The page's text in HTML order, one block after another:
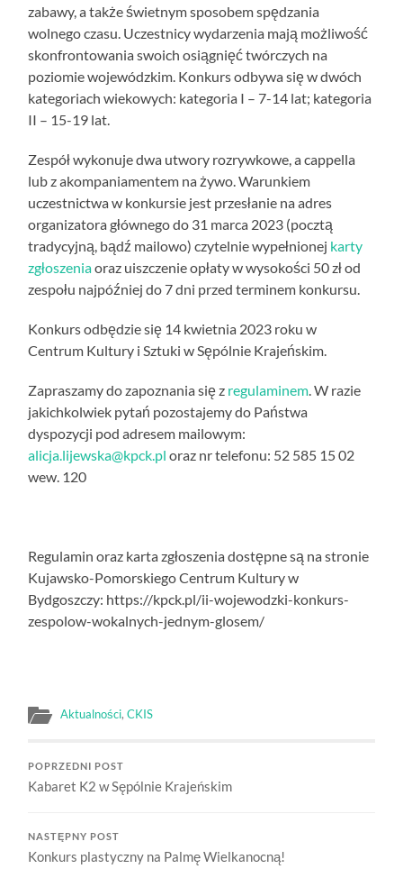
zabawy, a także świetnym sposobem spędzania
wolnego czasu. Uczestnicy wydarzenia mają możliwość
skonfrontowania swoich osiągnięć twórczych na
poziomie wojewódzkim. Konkurs odbywa się w dwóch
kategoriach wiekowych: kategoria I – 7-14 lat; kategoria
II – 15-19 lat.
Zespół wykonuje dwa utwory rozrywkowe, a cappella
lub z akompaniamentem na żywo. Warunkiem
uczestnictwa w konkursie jest przesłanie na adres
organizatora głównego do 31 marca 2023 (pocztą
tradycyjną, bądź mailowo) czytelnie wypełnionej karty
zgłoszeniaoraz uiszczenie opłaty w wysokości 50 zł od
zespołu najpóźniej do 7 dni przed terminem konkursu.
Konkurs odbędzie się 14 kwietnia 2023 roku w
Centrum Kultury i Sztuki w Sępólnie Krajeńskim.
Zapraszamy do zapoznania się z regulaminem. W razie
jakichkolwiek pytań pozostajemy do Państwa
dyspozycji pod adresem mailowym:
alicja.lijewska@kpck.pl oraz nr telefonu: 52 585 15 02
wew. 120
Regulamin oraz karta zgłoszenia dostępne są na stronie
Kujawsko-Pomorskiego Centrum Kultury w
Bydgoszczy: https://kpck.pl/ii-wojewodzki-konkurs-
zespolow-wokalnych-jednym-glosem/
Aktualności,CKIS
POPRZEDNI POST
Kabaret K2 w Sępólnie Krajeńskim
NASTĘPNY POST
Konkurs plastyczny na Palmę Wielkanocną!